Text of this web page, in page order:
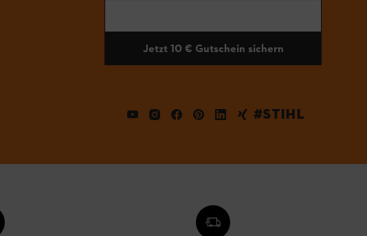
Jetzt 10 € Gutschein sichern
#STIHL